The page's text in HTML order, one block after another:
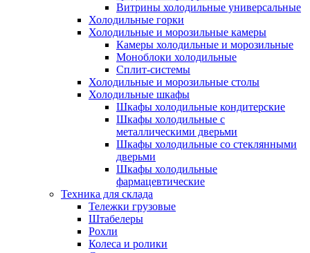
Витрины холодильные универсальные
Холодильные горки
Холодильные и морозильные камеры
Камеры холодильные и морозильные
Моноблоки холодильные
Сплит-системы
Холодильные и морозильные столы
Холодильные шкафы
Шкафы холодильные кондитерские
Шкафы холодильные с
металлическими дверьми
Шкафы холодильные со стеклянными
дверьми
Шкафы холодильные
фармацевтические
Техника для склада
Тележки грузовые
Штабелеры
Рохли
Колеса и ролики